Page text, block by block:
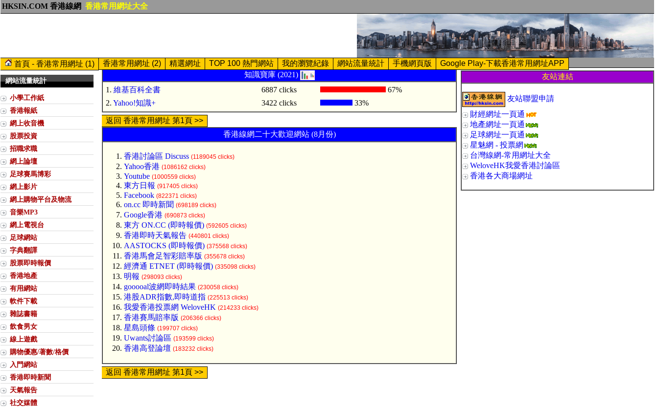
HKSIN.COM 香港線網 香港常用網址大全
首頁 - 香港常用網址 (1) 香港常用網址 (2) 精選網址 TOP 100 熱門網站 我的瀏覽紀錄 網站流量統計 手機網頁版 Google Play-下載香港常用網址APP
網站流量統計
小學工作紙
香港報紙
網上收音機
股票投資
招職求職
網上論壇
足球賽馬博彩
網上影片
網上購物平台及物流
音樂MP3
網上電視台
足球網站
字典翻譯
股票即時報價
香港地產
有用網站
軟件下載
雜誌書籍
飲食男女
線上遊戲
購物優惠/著數/格價
入門網站
香港即時新聞
天氣報告
社交媒體
知識寶庫 (2021)
1. 維基百科全書 6887 clicks
67%
2. Yahoo!知識+ 3422 clicks 33%
返回 香港常用網址 第1頁 >>
香港線網二十大歡迎網站 (8月份)
香港討論區 Discuss (1189045 clicks)
Yahoo香港 (1086162 clicks)
Youtube (1000559 clicks)
東方日報 (917405 clicks)
Facebook (822371 clicks)
on.cc 即時新聞 (698189 clicks)
Google香港 (690873 clicks)
東方 ON.CC (即時報價) (592605 clicks)
香港即時天氣報告 (440801 clicks)
AASTOCKS (即時報價) (375568 clicks)
香港馬會足智彩賠率版 (355678 clicks)
經濟通 ETNET (即時報價) (335098 clicks)
明報 (298093 clicks)
gooooal波網即時結果 (230058 clicks)
港股ADR指數,即時道指 (225513 clicks)
我愛香港投票網 WeloveHK (214233 clicks)
香港賽馬賠率版 (206366 clicks)
星島頭條 (199707 clicks)
Uwants討論區 (193599 clicks)
香港高登論壇 (183232 clicks)
返回 香港常用網址 第1頁 >>
友站連結
友站聯盟申請
財經網址一頁通
地產網址一頁通
足球網址一頁通
星魅網 - 投票網
台灣線網-常用網址大全
WeloveHK我愛香港討論區
香港各大商場網址